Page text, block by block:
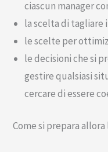
ciascun manager
la scelta di tagliare
le scelte per
le decisioni che si
gestire qualsiasi
cercare di essere
Come si prepara